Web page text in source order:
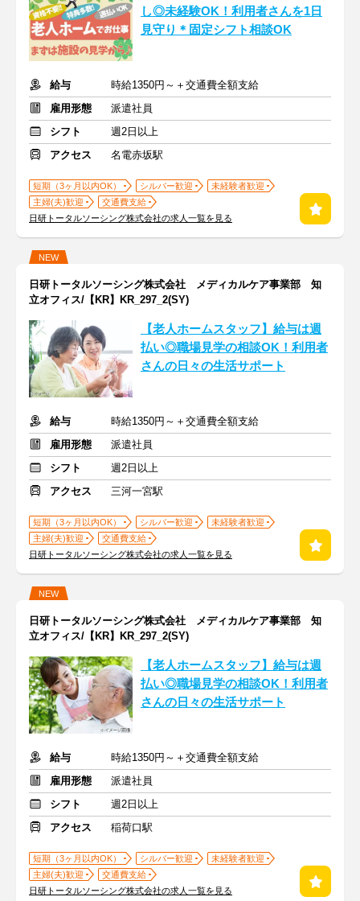
し◎未経験OK！利用者さんを1日
見守り＊固定シフト相談OK
給与
時給1350円～＋交通費全額支給
雇用形態
派遣社員
シフト
週2日以上
アクセス
名電赤坂駅
短期（3ヶ月以内OK） シルバー歓迎
未経験者歓迎
主婦(夫)歓迎
交通費支給
日研トータルソーシング株式会社の求人一覧を見る
NEW
日研トータルソーシング株式会社 メディカルケア事業部 知
立オフィス/【KR】KR_297_2(SY)
【老人ホームスタッフ】給与は週
払い◎職場見学の相談OK！利用者
さんの日々の生活サポート
給与
時給1350円～＋交通費全額支給
雇用形態
派遣社員
シフト
週2日以上
アクセス
三河一宮駅
短期（3ヶ月以内OK） シルバー歓迎
未経験者歓迎
主婦(夫)歓迎
交通費支給
日研トータルソーシング株式会社の求人一覧を見る
NEW
日研トータルソーシング株式会社 メディカルケア事業部 知
立オフィス/【KR】KR_297_2(SY)
【老人ホームスタッフ】給与は週
払い◎職場見学の相談OK！利用者
さんの日々の生活サポート
給与
時給1350円～＋交通費全額支給
雇用形態
派遣社員
シフト
週2日以上
アクセス
稲荷口駅
短期（3ヶ月以内OK） シルバー歓迎
未経験者歓迎
主婦(夫)歓迎
交通費支給
日研トータルソーシング株式会社の求人一覧を見る